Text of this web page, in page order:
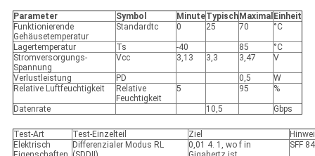
Parameter Symbol MinuteTypisch Maximal Einheit
Funktionierende
Gehäusetemperatur
Standardtc 0 25 70 °C
Lagertemperatur Ts -40 85
°C
Stromversorgungs-
Spannung
Vcc 3,13 3,3 3,47 V
Verlustleistung PD 0,5
W
Relative Luftfeuchtigkeit
Relative
Feuchtigkeit
5 95 %
Datenrate 10,5 Gbps
Test-Art Test-Einzelteil Ziel
Elektrisch
Differenzialer Modus RL
0,01 4. 1, wo f in
SFF